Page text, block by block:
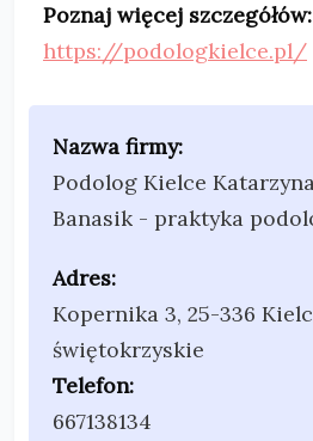
Poznaj więcej szczegółów:
https://podologkielce.pl/
Nazwa firmy:
Podolog Kielce
Banasik - praktyka
Adres:
Kopernika 3, 25-336
świętokrzyskie
Telefon:
667138134​